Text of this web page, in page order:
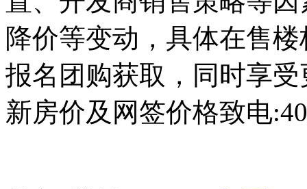
降价等变动，具体在售
报名团购获取，同时享
新房价及网签价格致电